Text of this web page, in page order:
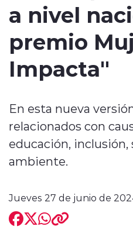
Internacional
Regiones al Aire
Entrevistas
modo claro
a nivel
premio
Impacta"
En esta nueva
relacionados con
educación, inclusión,
ambiente.
Jueves 27 de junio de